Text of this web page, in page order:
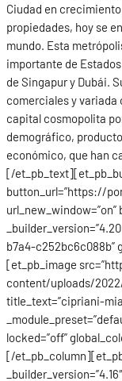
Ciudad en
propiedades, hoy se
mundo. Esta
importante de
de Singapur y Dubái.
comerciales y variada
capital cosmopolita
demográfico,
económico, que han
[/
button_url=”https://
url_new_window=”on”
b7a4-c252bc6c088b”
[et_pb_image
content/uploads/
title_text=”cipriani-
locked=”off”
[/